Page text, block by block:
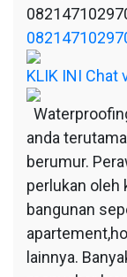
KLIK INI Chat
anda
berumur.
perlukan oleh
bangunan
lainnya.